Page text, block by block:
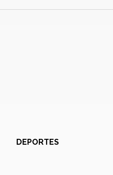
DEPORTES